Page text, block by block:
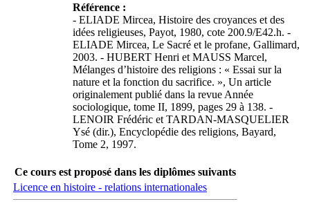
Référence :
- ELIADE Mircea, Histoire des croyances et des
idées religieuses, Payot, 1980, cote 200.9/E42.h. -
ELIADE Mircea, Le Sacré et le profane, Gallimard,
2003. - HUBERT Henri et MAUSS Marcel,
Mélanges d’histoire des religions : « Essai sur la
nature et la fonction du sacrifice. », Un article
originalement publié dans la revue Année
sociologique, tome II, 1899, pages 29 à 138. -
LENOIR Frédéric et TARDAN-MASQUELIER
Ysé (dir.), Encyclopédie des religions, Bayard,
Tome 2, 1997.
Ce cours est proposé dans les diplômes suivants
Licence en histoire - relations internationales